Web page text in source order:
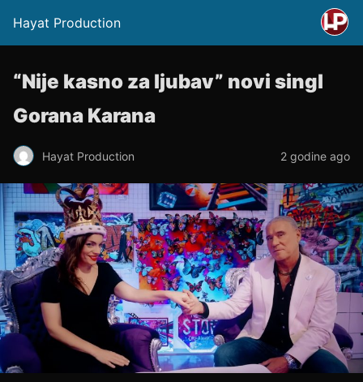
Hayat Production
“Nije kasno za ljubav” novi singl
Gorana Karana
Hayat Production 2 godine ago